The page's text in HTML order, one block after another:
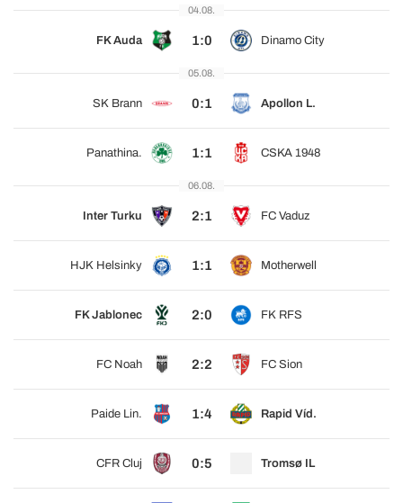
04.08.
FK Auda 1:0 Dinamo City
05.08.
SK Brann 0:1 Apollon L.
Panathina. 1:1 CSKA 1948
06.08.
Inter Turku 2:1 FC Vaduz
HJK Helsinky 1:1 Motherwell
FK Jablonec 2:0 FK RFS
FC Noah 2:2 FC Sion
Paide Lin. 1:4 Rapid Víd.
CFR Cluj 0:5 Tromsø IL